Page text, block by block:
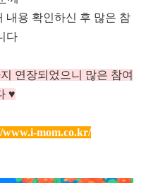
내용 확인하신 후 많은 참
다
연장되었으니 많은 참여
♥
mom.co.kr/